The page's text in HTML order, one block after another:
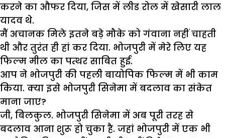
करने का औफर दिया, जिस में लीड रोल में खेसारी लाल
यादव थे.
मैं अचानक मिले इतने बड़े मौके को गंवाना नहीं चाहती
थी और तुरंत ही हां कर दिया. भोजपुरी में मेरे लिए यह
फिल्म मील का पत्थर साबित हुई.
आप ने भोजपुरी की पहली बायोपिक फिल्म में भी काम
किया. क्या इसे भोजपुरी सिनेमा में बदलाव का संकेत
माना जाए?
जी, बिलकुल. भोजपुरी सिनेमा में अब पूरी तरह से
बदलाव आना शुरू हो चुका है. जहां भोजपुरी में एक भी